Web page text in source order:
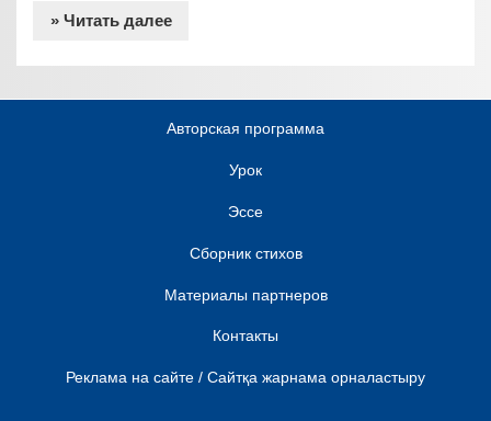
» Читать далее
Авторская программа
Урок
Эссе
Сборник стихов
Материалы партнеров
Контакты
Реклама на сайте / Сайтқа жарнама орналастыру